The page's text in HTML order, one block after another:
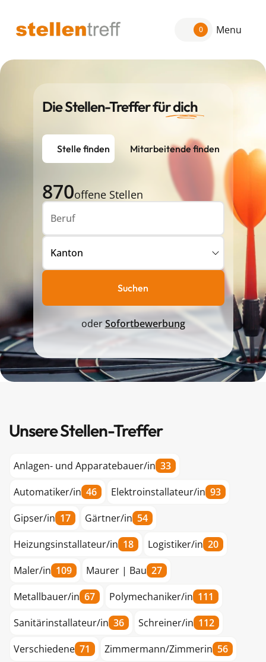
0 Menu
Die Stellen-Treffer fürdich
Stelle finden Mitarbeitende finden
Suchen
oderSofortbewerbung
870offene Stellen
Unsere Stellen-Treffer​
Anlagen- und Apparatebauer/in 33
Automatiker/in 46 Elektroinstallateur/in 93
Gipser/in 17 Gärtner/in 54
Heizungsinstallateur/in 18 Logistiker/in 20
Maler/in 109 Maurer | Bau 27
Metallbauer/in 67 Polymechaniker/in 111
Sanitärinstallateur/in 36 Schreiner/in 112
Verschiedene 71 Zimmermann/Zimmerin 56